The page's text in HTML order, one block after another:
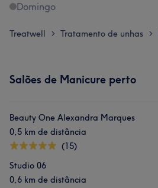
Domingo
Treatwell > Tratamento de unhas >
Salões de Manicure perto
Beauty One Alexandra Marques
0,5 km de distância
(15)
Studio 06
0,6 km de distância